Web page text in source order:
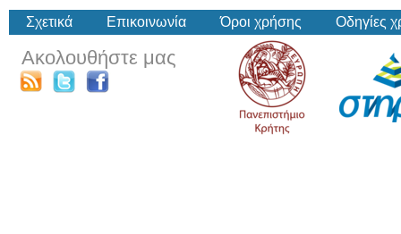
Σχετικά Επικοινωνία Όροι χρήσης Οδηγίες
Ακολουθήστε μας